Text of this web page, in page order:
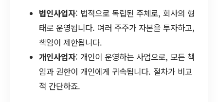
법인사업자: 법적으로 독립된 주체로, 회사의 형
태로 운영됩니다. 여러 주주가 자본을 투자하고,
책임이 제한됩니다.
개인사업자: 개인이 운영하는 사업으로, 모든 책
임과 권한이 개인에게 귀속됩니다. 절차가 비교
적 간단하죠.